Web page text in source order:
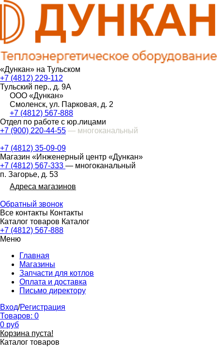
«Дункан» на Тульском
+7 (4812) 229-112
Тульский пер., д. 9А
ООО «Дункан»
Смоленск, ул. Парковая, д. 2
+7 (4812) 567-888
Отдел по работе с юр.лицами
+7 (900) 220-44-55 — многоканальный
+7 (4812) 35-09-09
Магазин «Инженерный центр «Дункан»
+7 (4812) 567-333 — многоканальный
п. Загорье, д. 53
Адреса магазинов
Обратный звонок
Все контакты Контакты
Каталог товаров Каталог
+7 (4812) 567-888
Меню
Главная
Магазины
Запчасти для котлов
Оплата и доставка
Письмо директору
Вход/Регистрация
Товаров: 0
0 руб
Корзина пуста!
Каталог товаров